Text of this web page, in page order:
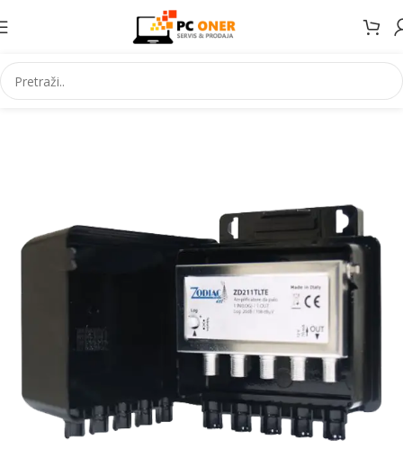
Početna Elektronika